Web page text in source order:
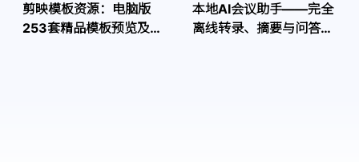
剪映模板资源：电脑版
253套精品模板预览及源
本地AI会议助手——完全
离线转录、摘要与问答，